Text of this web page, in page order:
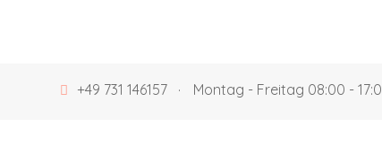
+49 731 146157 · Montag - Freitag 08:00 -